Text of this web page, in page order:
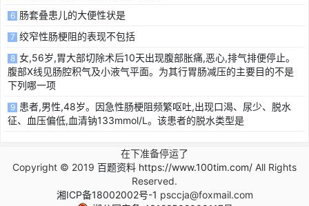
6 肠套叠患儿的大便性状是
7 绞窄性肠梗阻的表现不包括
8 女,56岁,胃大部切除术后10天出现腹部胀痛,恶心,排气排便停止。
腹部X线见肠腔积气及小液气平面。为其行胃肠减压的主要目的不是
下列哪一项
9 患者,男性,48岁。因急性肠梗阻频繁呕吐,出现口渴、尿少、脱水
征、血压偏低,血清钠133mmol/L。该患者的脱水类型是
在下准备停运了
Copyright © 2019 百题资料 https://www.100tim.com/ All Rights
Reserved.
湘ICP备18002002号-1 psccja@foxmail.com